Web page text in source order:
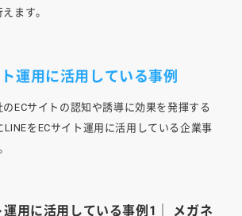
ます。
運用に活用している事例
ECサイトの認知や誘導に効果を発揮する
LINEをECサイト運用に活用している企業事
運用に活用している事例1｜ メガネ